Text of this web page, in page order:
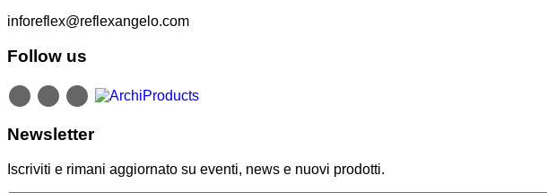
inforeflex@reflexangelo.com
Follow us
Newsletter
Iscriviti e rimani aggiornato su eventi, news e nuovi prodotti.